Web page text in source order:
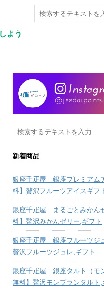
よう
新着商品
銀座千疋屋 銀座プレミアム
料】贅沢フルーツアイスギフ
銀座千疋屋 まるごとみかん
料】贅沢みかんゼリー,ギフト
銀座千疋屋 銀座フルーツジ
贅沢フルーツジュレ,ギフト
銀座千疋屋 銀座タルト（モ
無料】贅沢モンブランタルト,